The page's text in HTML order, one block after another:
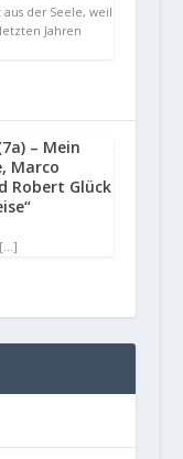
der Seele, weil
Jahren
– Mein
Marco
Robert Glück